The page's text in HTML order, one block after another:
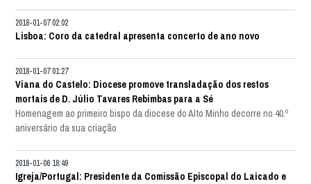
2018-01-07 02:02
Lisboa: Coro da catedral apresenta concerto de ano novo
2018-01-07 01:27
Viana do Castelo: Diocese promove transladação dos restos
mortais de D. Júlio Tavares Rebimbas para a Sé
Homenagem ao primeiro bispo da diocese do Alto Minho decorre no 40.º
aniversário da sua criação
2018-01-06 18:49
Igreja/Portugal: Presidente da Comissão Episcopal do Laicado e